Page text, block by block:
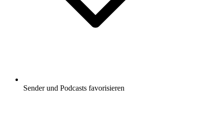
Sender und Podcasts favorisieren